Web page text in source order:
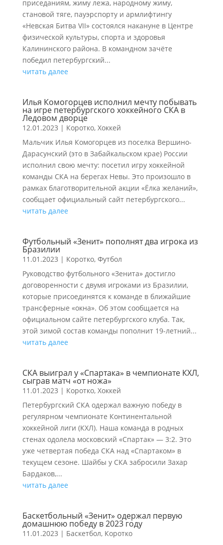
приседаниям, жиму лежа, народному жиму,
становой тяге, пауэрспорту и армлифтингу
«Невская Битва VII» состоялся накануне в Центре
физической культуры, спорта и здоровья
Калининского района. В командном зачёте
победил петербургский...
читать далее
Илья Комогорцев исполнил мечту побывать
на игре петербургского хоккейного СКА в
Ледовом дворце
12.01.2023 | Коротко, Хоккей
Мальчик Илья Комогорцев из поселка Вершино-
Дарасунский (это в Забайкальском крае) России
исполнил свою мечту: посетил игру хоккейной
команды СКА на берегах Невы. Это произошло в
рамках благотворительной акции «Ёлка желаний»,
сообщает официальный сайт петербургского...
читать далее
Футбольный «Зенит» пополнят два игрока из
Бразилии
11.01.2023 | Коротко, Футбол
Руководство футбольного «Зенита» достигло
договоренности с двумя игроками из Бразилии,
которые присоединятся к команде в ближайшие
трансферные «окна». Об этом сообщается на
официальном сайте петербургского клуба. Так,
этой зимой состав команды пополнит 19-летний...
читать далее
СКА выиграл у «Спартака» в чемпионате КХЛ,
сыграв матч «от ножа»
11.01.2023 | Коротко, Хоккей
Петербургский СКА одержал важную победу в
регулярном чемпионате Континентальной
хоккейной лиги (КХЛ). Наша команда в родных
стенах одолела московский «Спартак» — 3:2. Это
уже четвертая победа СКА над «Спартаком» в
текущем сезоне. Шайбы у СКА забросили Захар
Бардаков,...
читать далее
Баскетбольный «Зенит» одержал первую
домашнюю победу в 2023 году
11.01.2023 | Баскетбол, Коротко